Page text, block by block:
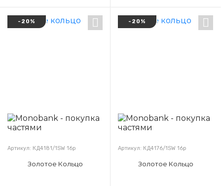
-20%
Артикул: КД4181/1SW 16р
Золотое Кольцо
-20%
Артикул: КД4176/1SW 16р
Золотое Кольцо